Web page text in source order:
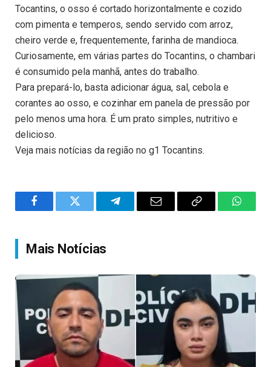
Tocantins, o osso é cortado horizontalmente e cozido
com pimenta e temperos, sendo servido com arroz,
cheiro verde e, frequentemente, farinha de mandioca.
Curiosamente, em várias partes do Tocantins, o chambari
é consumido pela manhã, antes do trabalho.
Para prepará-lo, basta adicionar água, sal, cebola e
corantes ao osso, e cozinhar em panela de pressão por
pelo menos uma hora. É um prato simples, nutritivo e
delicioso.
Veja mais notícias da região no g1 Tocantins.
FacebookTwitter TelegramEmail
Copy
Mais Notícias